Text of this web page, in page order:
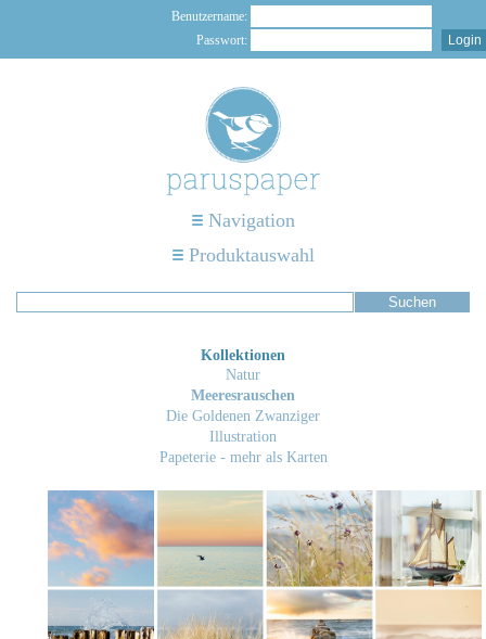
Benutzername:
Passwort:
Navigation
Produktauswahl
Kollektionen
Natur
Meeresrauschen
Die Goldenen Zwanziger
Illustration
Papeterie - mehr als Karten